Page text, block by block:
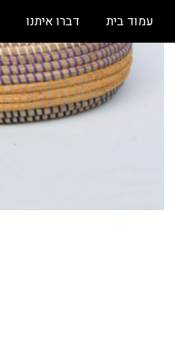
עמוד בית דברו איתנו